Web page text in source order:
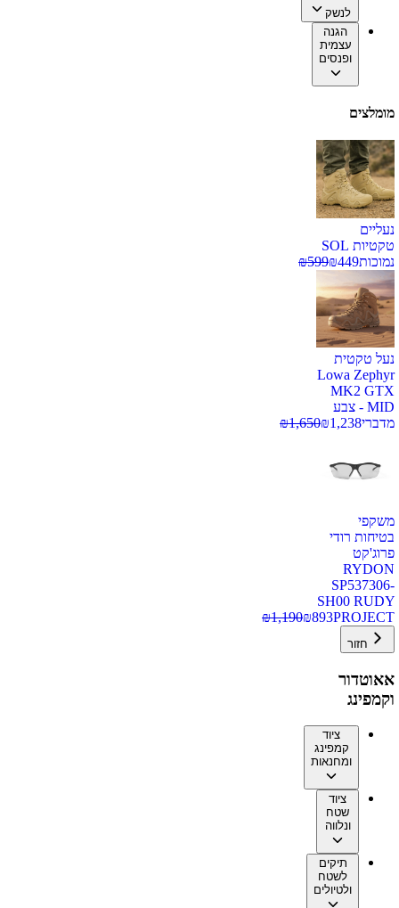
לנשק
הגנה
עצמית
ופנסים
מומלצים
נעליים
טקטיות SOL
נמוכות
₪449
₪599
נעל טקטית
Lowa Zephyr
MK2 GTX
MID - צבע
מדברי
₪1,238
₪1,650
משקפי
בטיחות רודי
פרוג'קט
RYDON
SP537306-
SH00 RUDY
PROJECT
₪893
₪1,190
חזור
אאוטדור
וקמפינג
ציוד
קמפינג
ומחנאות
ציוד
שטח
ונלווה
תיקים
לשטח
ולטיולים